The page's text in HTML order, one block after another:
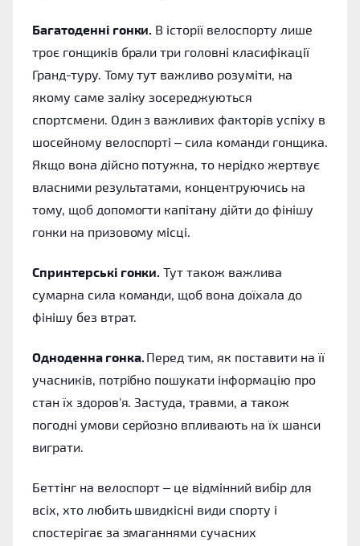
Багатоденні гонки. В історії велоспорту лише
троє гонщиків брали три головні класифікації
Гранд-туру. Тому тут важливо розуміти, на
якому саме заліку зосереджуються
спортсмени. Один з важливих факторів успіху в
шосейному велоспорті – сила команди гонщика.
Якщо вона дійсно потужна, то нерідко жертвує
власними результатами, концентруючись на
тому, щоб допомогти капітану дійти до фінішу
гонки на призовому місці.
Спринтерські гонки. Тут також важлива
сумарна сила команди, щоб вона доїхала до
фінішу без втрат.
Одноденна гонка. Перед тим, як поставити на її
учасників, потрібно пошукати інформацію про
стан їх здоров'я. Застуда, травми, а також
погодні умови серйозно впливають на їх шанси
виграти.
Беттінг на велоспорт – це відмінний вибір для
всіх, хто любить швидкісні види спорту і
спостерігає за змаганнями сучасних